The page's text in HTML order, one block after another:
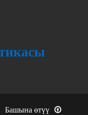
Башына өтүү